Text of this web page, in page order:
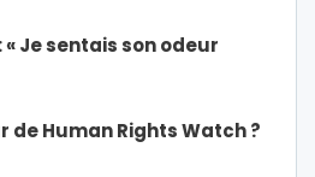
Je sentais son odeur
de Human Rights Watch ?